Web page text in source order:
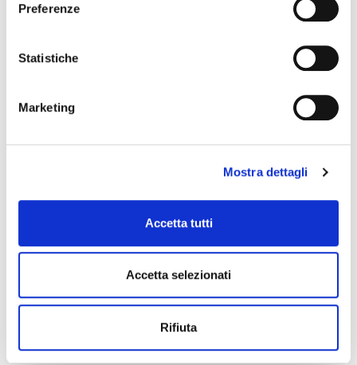
Preferenze
Statistiche
Marketing
Mostra dettagli
Accetta tutti
Accetta selezionati
Rifiuta